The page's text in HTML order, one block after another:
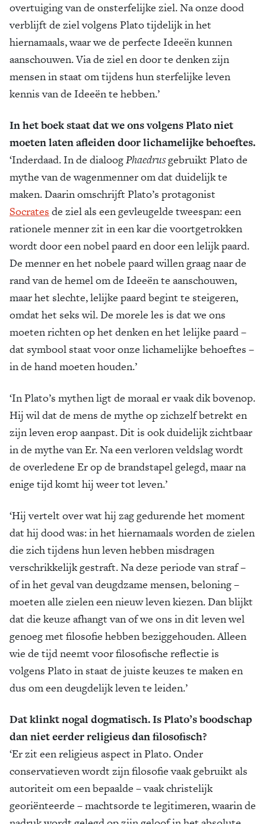
overtuiging van de onsterfelijke ziel. Na onze dood
verblijft de ziel volgens Plato tijdelijk in het
hiernamaals, waar we de perfecte Ideeën kunnen
aanschouwen. Via de ziel en door te denken zijn
mensen in staat om tijdens hun sterfelijke leven
kennis van de Ideeën te hebben.’
In het boek staat dat we ons volgens Plato niet
moeten laten afleiden door lichamelijke behoeftes.
‘Inderdaad. In de dialoogPhaedrusgebruikt Plato de
mythe van de wagenmenner om dat duidelijk te
maken. Daarin omschrijft Plato’s protagonist
Socrates de ziel als een gevleugelde tweespan: een
rationele menner zit in een kar die voortgetrokken
wordt door een nobel paard en door een lelijk paard.
De menner en het nobele paard willen graag naar de
rand van de hemel om de Ideeën te aanschouwen,
maar het slechte, lelijke paard begint te steigeren,
omdat het seks wil. De morele les is dat we ons
moeten richten op het denken en het lelijke paard –
dat symbool staat voor onze lichamelijke behoeftes –
in de hand moeten houden.’
‘In Plato’s mythen ligt de moraal er vaak dik bovenop.
Hij wil dat de mens de mythe op zichzelf betrekt en
zijn leven erop aanpast. Dit is ook duidelijk zichtbaar
in de mythe van Er. Na een verloren veldslag wordt
de overledene Er op de brandstapel gelegd, maar na
enige tijd komt hij weer tot leven.’
‘Hij vertelt over wat hij zag gedurende het moment
dat hij dood was: in het hiernamaals worden de zielen
die zich tijdens hun leven hebben misdragen
verschrikkelijk gestraft. Na deze periode van straf –
of in het geval van deugdzame mensen, beloning –
moeten alle zielen een nieuw leven kiezen. Dan blijkt
dat die keuze afhangt van of we ons in dit leven wel
genoeg met filosofie hebben beziggehouden. Alleen
wie de tijd neemt voor filosofische reflectie is
volgens Plato in staat de juiste keuzes te maken en
dus om een deugdelijk leven te leiden.’
Dat klinkt nogal dogmatisch. Is Plato’s boodschap
dan niet eerder religieus dan filosofisch?
‘Er zit een religieus aspect in Plato. Onder
conservatieven wordt zijn filosofie vaak gebruikt als
autoriteit om een bepaalde – vaak christelijk
georiënteerde – machtsorde te legitimeren, waarin de